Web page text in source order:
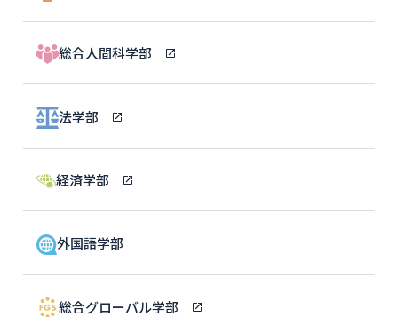
総合人間科学部
法学部
経済学部
外国語学部
総合グローバル学部